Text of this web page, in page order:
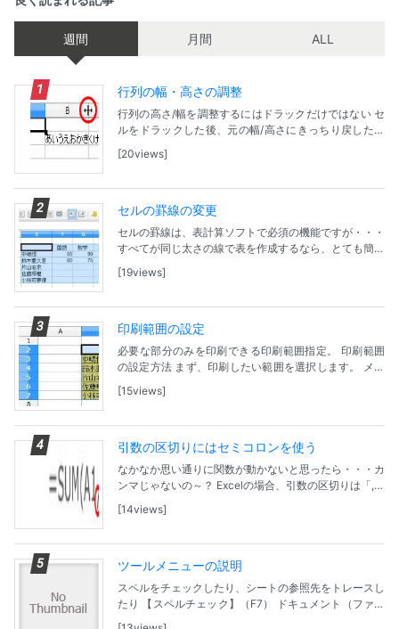
週間 月間 ALL
行列の幅・高さの調整
行列の高さ/幅を調整するにはドラックだけではない セ
ルをドラックした後、元の幅/高さにきっちり戻したい
「標準値」にチェックを！ ドラックによる調整方法...
20views
セルの罫線の変更
セルの罫線は、表計算ソフトで必須の機能ですが・・・
すべてが同じ太さの線で表を作成するなら、とても簡単
かりと方法を覚えてしまうことが大事かも。 ツール...
19views
印刷範囲の設定
必要な部分のみを印刷できる印刷範囲指定。 印刷範囲
の設定方法 まず、印刷したい範囲を選択します。 メニ
ック。 これで、印刷範囲を指定できます。 印刷...
15views
引数の区切りにはセミコロンを使う
なかなか思い通りに関数が動かないと思ったら・・・カ
ンマじゃないの～？ Excelの場合、引数の区切りは「,」
う。
14views
ツールメニューの説明
スペルをチェックしたり、シートの参照先をトレースし
たり 【スペルチェック】（F7） ドキュメント（ファイ